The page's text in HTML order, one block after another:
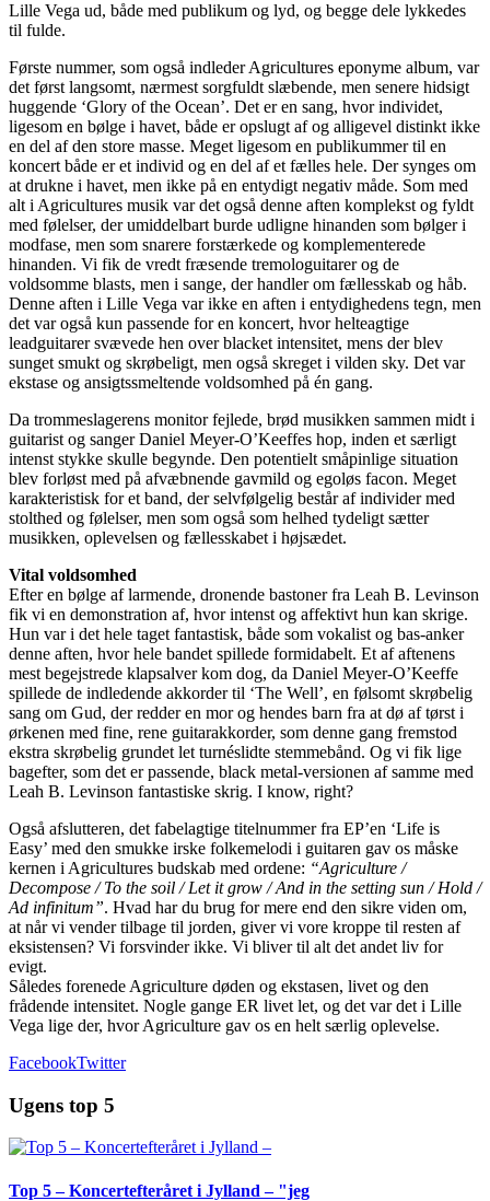
Lille Vega ud, både med publikum og lyd, og begge dele lykkedes
til fulde.
Første nummer, som også indleder Agricultures eponyme album, var
det først langsomt, nærmest sorgfuldt slæbende, men senere hidsigt
huggende ‘Glory of the Ocean’. Det er en sang, hvor individet,
ligesom en bølge i havet, både er opslugt af og alligevel distinkt ikke
en del af den store masse. Meget ligesom en publikummer til en
koncert både er et individ og en del af et fælles hele. Der synges om
at drukne i havet, men ikke på en entydigt negativ måde. Som med
alt i Agricultures musik var det også denne aften komplekst og fyldt
med følelser, der umiddelbart burde udligne hinanden som bølger i
modfase, men som snarere forstærkede og komplementerede
hinanden. Vi fik de vredt fræsende tremologuitarer og de
voldsomme blasts, men i sange, der handler om fællesskab og håb.
Denne aften i Lille Vega var ikke en aften i entydighedens tegn, men
det var også kun passende for en koncert, hvor helteagtige
leadguitarer svævede hen over blacket intensitet, mens der blev
sunget smukt og skrøbeligt, men også skreget i vilden sky. Det var
ekstase og ansigtssmeltende voldsomhed på én gang.
Da trommeslagerens monitor fejlede, brød musikken sammen midt i
guitarist og sanger Daniel Meyer-O’Keeffes hop, inden et særligt
intenst stykke skulle begynde. Den potentielt småpinlige situation
blev forløst med på afvæbnende gavmild og egoløs facon. Meget
karakteristisk for et band, der selvfølgelig består af individer med
stolthed og følelser, men som også som helhed tydeligt sætter
musikken, oplevelsen og fællesskabet i højsædet.
Vital voldsomhed
Efter en bølge af larmende, dronende bastoner fra Leah B. Levinson
fik vi en demonstration af, hvor intenst og affektivt hun kan skrige.
Hun var i det hele taget fantastisk, både som vokalist og bas-anker
denne aften, hvor hele bandet spillede formidabelt. Et af aftenens
mest begejstrede klapsalver kom dog, da Daniel Meyer-O’Keeffe
spillede de indledende akkorder til ‘The Well’, en følsomt skrøbelig
sang om Gud, der redder en mor og hendes barn fra at dø af tørst i
ørkenen med fine, rene guitarakkorder, som denne gang fremstod
ekstra skrøbelig grundet let turnéslidte stemmebånd. Og vi fik lige
bagefter, som det er passende, black metal-versionen af samme med
Leah B. Levinson fantastiske skrig. I know, right?
Også afslutteren, det fabelagtige titelnummer fra EP’en ‘Life is
Easy’ med den smukke irske folkemelodi i guitaren gav os måske
kernen i Agricultures budskab med ordene: “Agriculture /
Decompose / To the soil / Let it grow / And in the setting sun / Hold /
Ad infinitum”. Hvad har du brug for mere end den sikre viden om,
at når vi vender tilbage til jorden, giver vi vore kroppe til resten af
eksistensen? Vi forsvinder ikke. Vi bliver til alt det andet liv for
evigt.
Således forenede Agriculture døden og ekstasen, livet og den
frådende intensitet. Nogle gange ER livet let, og det var det i Lille
Vega lige der, hvor Agriculture gav os en helt særlig oplevelse.
FacebookTwitter
Ugens top 5
Top 5 – Koncertefteråret i Jylland – "jeg